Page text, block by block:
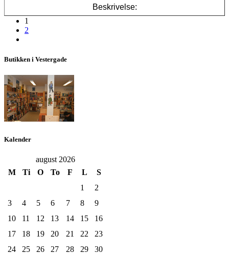
Beskrivelse:
1
2
Butikken i Vestergade
Kalender
august 2026
M
Ti O To F L
S
1
2
3
4 5 6 7 8
9
10
11 12 13 14 15
16
17
18 19 20 21 22
23
24
25 26 27 28 29
30